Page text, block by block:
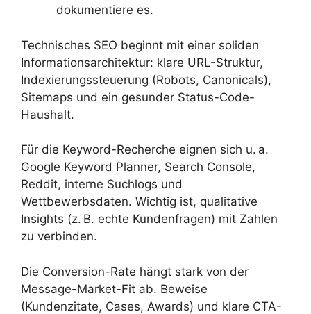
dokumentiere es.
Technisches SEO beginnt mit einer soliden
Informationsarchitektur: klare URL-Struktur,
Indexierungssteuerung (Robots, Canonicals),
Sitemaps und ein gesunder Status-Code-
Haushalt.
Für die Keyword-Recherche eignen sich u. a.
Google Keyword Planner, Search Console,
Reddit, interne Suchlogs und
Wettbewerbsdaten. Wichtig ist, qualitative
Insights (z. B. echte Kundenfragen) mit Zahlen
zu verbinden.
Die Conversion-Rate hängt stark von der
Message-Market-Fit ab. Beweise
(Kundenzitate, Cases, Awards) und klare CTA-